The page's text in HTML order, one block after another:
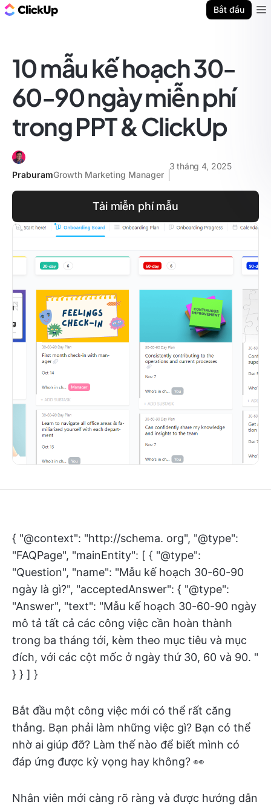
Bắt đầu
10 mẫu kế hoạch 30-
60-90 ngày miễn phí
trong PPT & ClickUp
PraburamGrowth Marketing Manager
3 tháng 4, 2025
Tải miễn phí mẫu
{ "@context": "http://schema. org", "@type":
"FAQPage", "mainEntity": [ { "@type":
"Question", "name": "Mẫu kế hoạch 30-60-90
ngày là gì?", "acceptedAnswer": { "@type":
"Answer", "text": "Mẫu kế hoạch 30-60-90 ngày
mô tả tất cả các công việc cần hoàn thành
trong ba tháng tới, kèm theo mục tiêu và mục
đích, với các cột mốc ở ngày thứ 30, 60 và 90. "
} } ] }
Bắt đầu một công việc mới có thể rất căng
thẳng. Bạn phải làm những việc gì? Bạn có thể
nhờ ai giúp đỡ? Làm thế nào để biết mình có
đáp ứng được kỳ vọng hay không? 👀
Nhân viên mới càng rõ ràng và được hướng dẫn